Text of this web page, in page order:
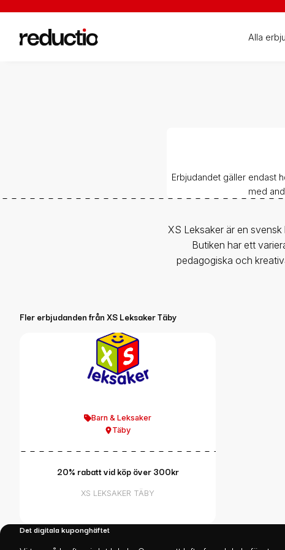
Alla
Erbjudandet gäller endast
med
XS Leksaker är en
Butiken har ett
pedagogiska och
Fler erbjudanden frånXS Leksaker Täby
Barn & Leksaker
Täby
20% rabatt vid köp över 300kr
XS LEKSAKER TÄBY
Det digitala kuponghäftet